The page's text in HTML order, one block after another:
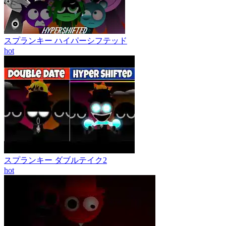
スプランキー ハイパーシフテッド
hot
スプランキー ダブルテイク2
hot